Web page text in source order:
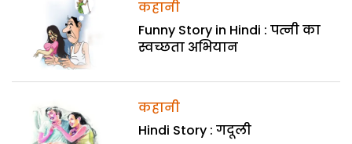
कहानी
Funny Story in Hindi : पत्नी का
स्वच्छता अभियान
कहानी
Hindi Story : गदूली